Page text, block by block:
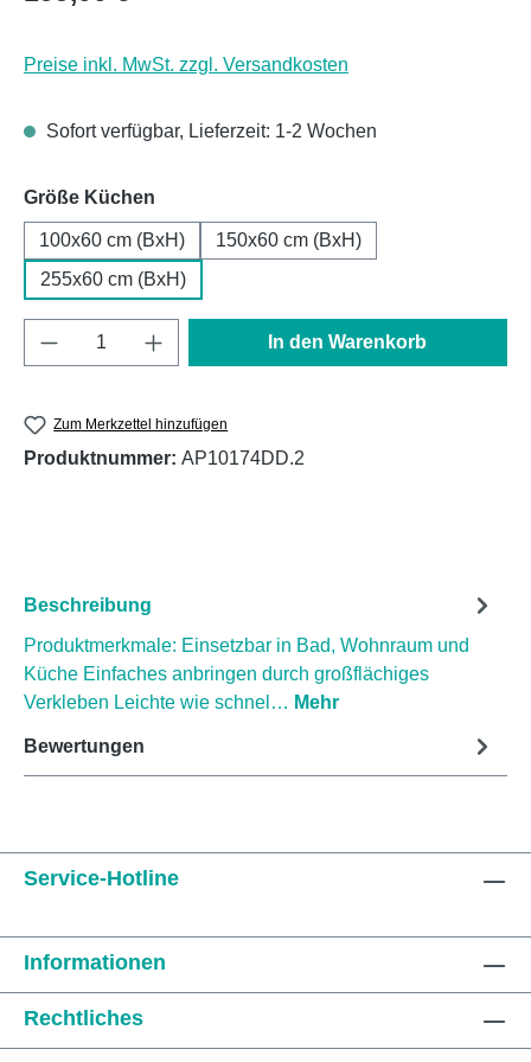
Preise inkl. MwSt. zzgl. Versandkosten
Sofort verfügbar, Lieferzeit: 1-2 Wochen
Größe Küchen
100x60 cm (BxH)
150x60 cm (BxH)
255x60 cm (BxH)
Produkt Anzahl: Gib den gewünschten
In den Warenkorb
Zum Merkzettel hinzufügen
Produktnummer: AP10174DD.2
Beschreibung
Produktmerkmale: Einsetzbar in Bad, Wohnraum und
Küche Einfaches anbringen durch großflächiges
Verkleben Leichte wie schnel… Mehr
Bewertungen
Service-Hotline
Informationen
Rechtliches